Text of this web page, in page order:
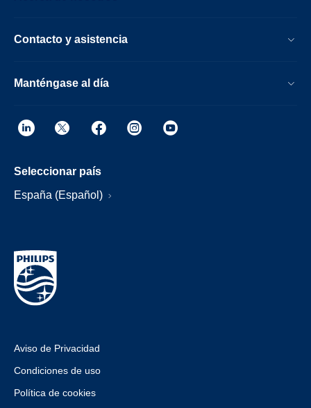
Contacto y asistencia
Manténgase al día
Seleccionar país
España (Español)
Aviso de Privacidad
Condiciones de uso
Política de cookies